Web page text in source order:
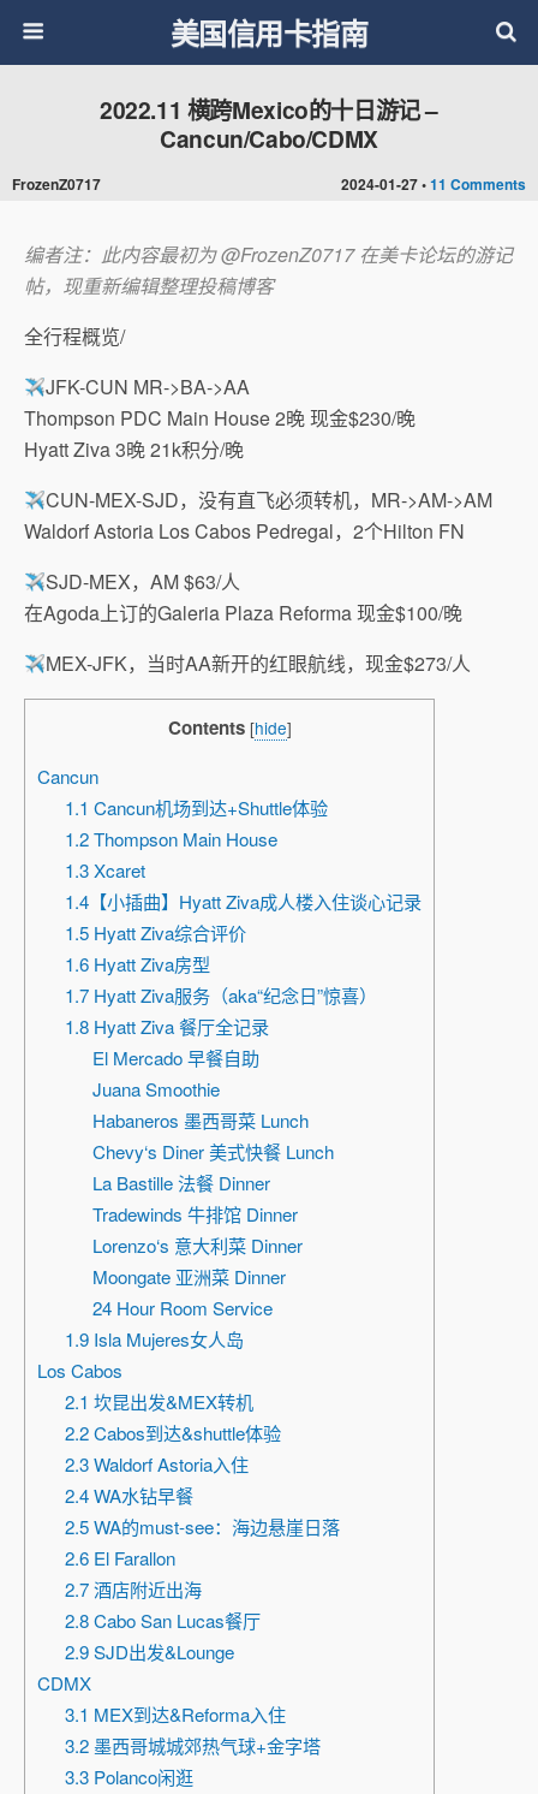
美国信用卡指南
2024-01-27 •11 Comments
2022.11 横跨Mexico的十日游记 –
Cancun/Cabo/CDMX
FrozenZ0717
编者注：此内容最初为 @FrozenZ0717 在美卡论坛的游记
帖，现重新编辑整理投稿博客
全行程概览/
JFK-CUN MR->BA->AA
Thompson PDC Main House 2晚 现金$230/晚
Hyatt Ziva 3晚 21k积分/晚
CUN-MEX-SJD，没有直飞必须转机，MR->AM->AM
Waldorf Astoria Los Cabos Pedregal，2个Hilton FN
SJD-MEX，AM $63/人
在Agoda上订的Galeria Plaza Reforma 现金$100/晚
MEX-JFK，当时AA新开的红眼航线，现金$273/人
Contents [hide]
Cancun
1.1 Cancun机场到达+Shuttle体验
1.2 Thompson Main House
1.3 Xcaret
1.4【小插曲】Hyatt Ziva成人楼入住谈心记录
1.5 Hyatt Ziva综合评价
1.6 Hyatt Ziva房型
1.7 Hyatt Ziva服务（aka“纪念日”惊喜）
1.8 Hyatt Ziva 餐厅全记录
El Mercado 早餐自助
Juana Smoothie
Habaneros 墨西哥菜 Lunch
Chevy‘s Diner 美式快餐 Lunch
La Bastille 法餐 Dinner
Tradewinds 牛排馆 Dinner
Lorenzo‘s 意大利菜 Dinner
Moongate 亚洲菜 Dinner
24 Hour Room Service
1.9 Isla Mujeres女人岛
Los Cabos
2.1 坎昆出发&MEX转机
2.2 Cabos到达&shuttle体验
2.3 Waldorf Astoria入住
2.4 WA水钻早餐
2.5 WA的must-see：海边悬崖日落
2.6 El Farallon
2.7 酒店附近出海
2.8 Cabo San Lucas餐厅
2.9 SJD出发&Lounge
CDMX
3.1 MEX到达&Reforma入住
3.2 墨西哥城城郊热气球+金字塔
3.3 Polanco闲逛